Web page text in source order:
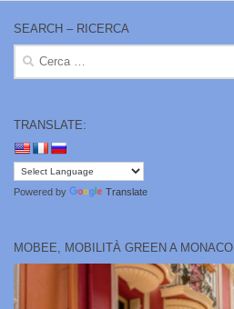
SEARCH – RICERCA
Ricerca
TRANSLATE:
Powered by Translate
MOBEE, MOBILITÀ GREEN A MONACO